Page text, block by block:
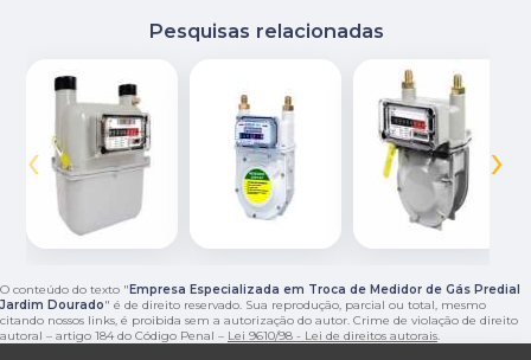
Pesquisas relacionadas
‹ ›
O conteúdo do texto "Empresa Especializada em Troca de Medidor de Gás Predial
Jardim Dourado" é de direito reservado. Sua reprodução, parcial ou total, mesmo
citando nossos links, é proibida sem a autorização do autor. Crime de violação de direito
autoral – artigo 184 do Código Penal – Lei 9610/98 - Lei de direitos autorais.